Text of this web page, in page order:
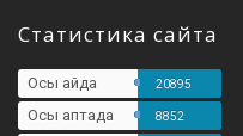
Статистика сайта
Осы айда 20895
Осы аптада 8852